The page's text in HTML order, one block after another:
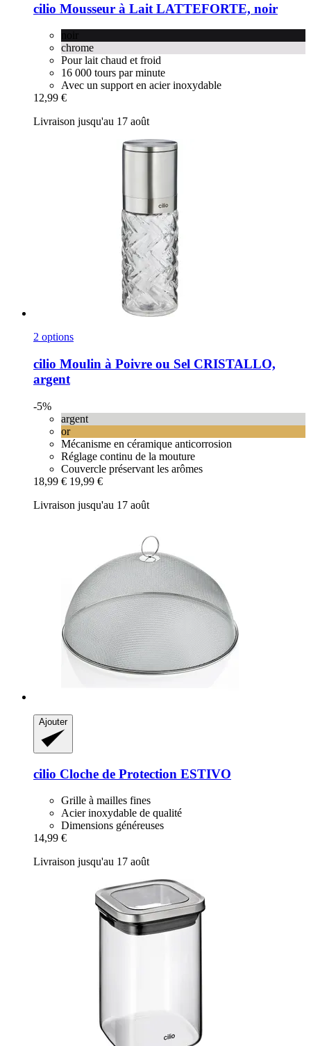
cilio Mousseur à Lait LATTEFORTE, noir
noir
chrome
Pour lait chaud et froid
16 000 tours par minute
Avec un support en acier inoxydable
12,99 €
Livraison jusqu'au 17 août
2 options
cilio Moulin à Poivre ou Sel CRISTALLO,
argent
-5%
argent
or
Mécanisme en céramique anticorrosion
Réglage continu de la mouture
Couvercle préservant les arômes
18,99 € 19,99 €
Livraison jusqu'au 17 août
Ajouter
cilio Cloche de Protection ESTIVO
Grille à mailles fines
Acier inoxydable de qualité
Dimensions généreuses
14,99 €
Livraison jusqu'au 17 août